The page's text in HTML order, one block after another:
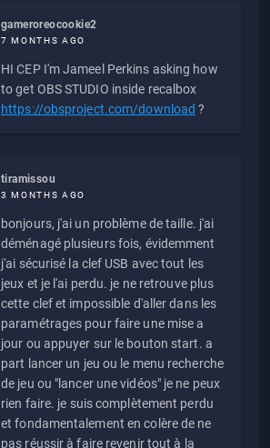
gameroreocookie2
7 MONTHS AGO
HI CEP I'm Jameel Perkins asking how
to get OBS STUDIO inside recalbox
https://obsproject.com/download ?
tiramissou
3 MONTHS AGO
bonjours, j'ai un problème de taille. j'ai
déménagé plusieurs fois, évidemment
j'ai sécurisé la clef USB avec tout les
jeux et je l'ai perdu. je ne retrouve plus
cette clef et impossible d'aller dans les
paramétrages pour faire une mise a
jour ou appuyer sur le bouton start. a
part lancer un jeu ou le menu recherche
de jeu ou "lancer une vidéos" je ne peux
rien faire. je suis complètement perdu
et fondamentalement en colère de ne
pas réussir à faire revenir tout à la